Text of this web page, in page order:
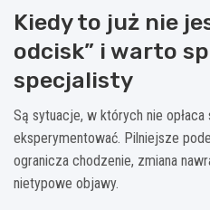
Kiedy to już nie
odcisk” i warto
specjalisty
Są sytuacje, w których nie opłaca
eksperymentować. Pilniejsze
ogranicza chodzenie, zmiana
nietypowe objawy.